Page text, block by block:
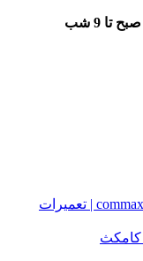
تعمیر آیفون تصویری کوماکس commax | تعمیرات